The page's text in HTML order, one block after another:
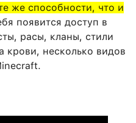
же способности, что и
появится доступ в
расы, кланы, стили
крови, несколько видов